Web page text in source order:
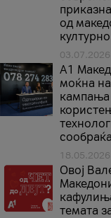
од
03.07.2026
A1
моќна
кампања
18.05.2026
Овој
темата